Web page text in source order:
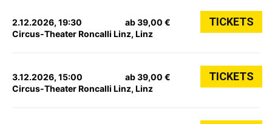
2.12.2026, 19:30
Circus-Theater Roncalli Linz, Linz
ab 39,00 € TICKETS
3.12.2026, 15:00
Circus-Theater Roncalli Linz, Linz
ab 39,00 € TICKETS